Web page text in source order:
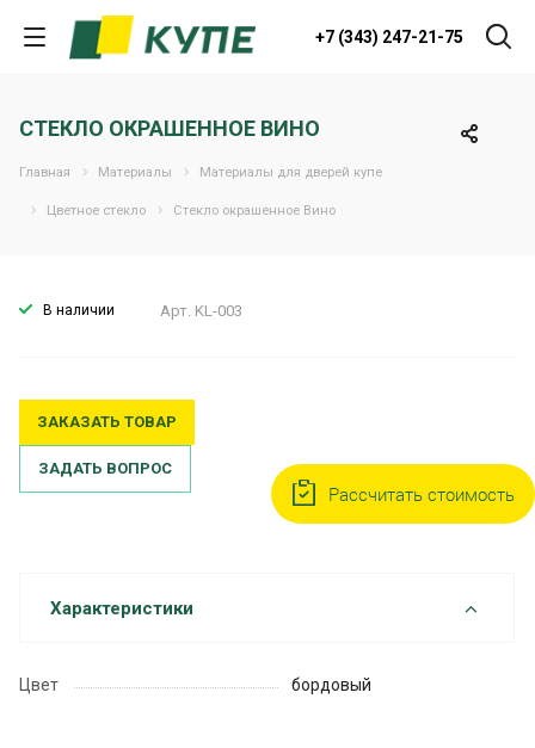
+7 (343) 247-21-75
СТЕКЛО ОКРАШЕННОЕ ВИНО
Главная Материалы Материалы для дверей купе
Цветное стекло Стекло окрашенное Вино
В наличии Арт. KL-003
ЗАКАЗАТЬ ТОВАР
ЗАДАТЬ ВОПРОС
Характеристики
Цвет бордовый
Рассчитать стоимость